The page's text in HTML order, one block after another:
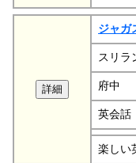
ジャガ
スリラ
府中
英会話
楽しい